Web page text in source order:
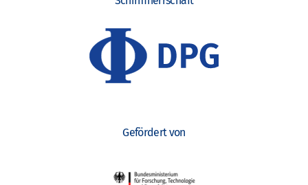
Gefördert von